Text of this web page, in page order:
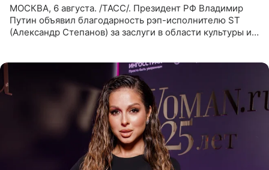
МОСКВА, 6 августа. /ТАСС/. Президент РФ Владимир
Путин объявил благодарность рэп-исполнителю ST
(Александр Степанов) за заслуги в области культуры и